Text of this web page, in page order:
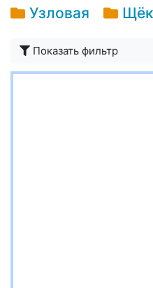
Узловая
Показать фильтр